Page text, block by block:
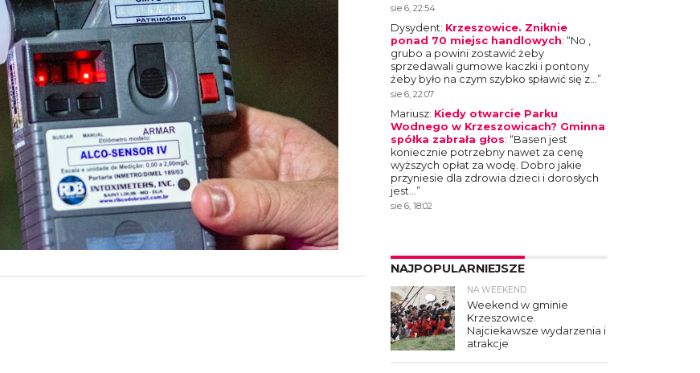
sie 6, 22:54
Dysydent: Krzeszowice. Zniknie
ponad 70 miejsc handlowych: “No ,
grubo a powini zostawić żeby
sprzedawali gumowe kaczki i pontony
żeby było na czym szybko spławić się z…”
sie 6, 22:07
Mariusz: Kiedy otwarcie Parku
Wodnego w Krzeszowicach? Gminna
spółka zabrała głos: “Basen jest
koniecznie potrzebny nawet za cenę
wyższych opłat za wodę. Dobro jakie
przyniesie dla zdrowia dzieci i dorosłych
jest…”
sie 6, 18:02
NAJPOPULARNIEJSZE
4
NA WEEKEND
Weekend w gminie
Krzeszowice.
Najciekawsze wydarzenia i
atrakcje